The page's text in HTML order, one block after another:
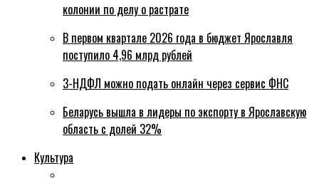
колонии по делу о растрате
В первом квартале 2026 года в бюджет Ярославля
поступило 4,96 млрд рублей
3-НДФЛ можно подать онлайн через сервис ФНС
Беларусь вышла в лидеры по экспорту в Ярославскую
область с долей 32%
Культура